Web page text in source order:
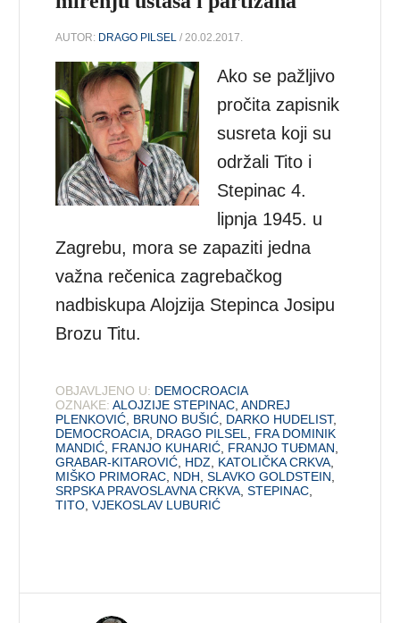
AUTOR: DRAGO PILSEL / 20.02.2017.
Ako se pažljivo
pročita zapisnik
susreta koji su
održali Tito i
Stepinac 4.
lipnja 1945. u
Zagrebu, mora se zapaziti jedna
važna rečenica zagrebačkog
nadbiskupa Alojzija Stepinca Josipu
Brozu Titu.
OBJAVLJENO U: DEMOCROACIA
OZNAKE: ALOJZIJE STEPINAC ,ANDREJ
PLENKOVIĆ BRUNO BUŠIĆ DARKO HUDELIST,
DEMOCROACIA DRAGO PILSEL
FRA DOMINIK
MANDIĆ FRANJO KUHARIĆ FRANJO TUĐMAN
GRABAR-KITAROVIĆ HDZ KATOLIČKA CRKVA
MIŠKO PRIMORAC NDH ,SLAVKO GOLDSTEIN
SRPSKA PRAVOSLAVNA CRKVA ,STEPINAC
TITO ,VJEKOSLAV LUBURIĆ